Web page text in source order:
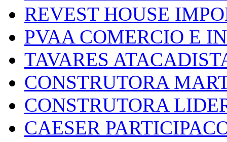
REVEST HOUSE
PVAA COMERCIO E
TAVARES
CONSTRUTORA
CONSTRUTORA
CAESER